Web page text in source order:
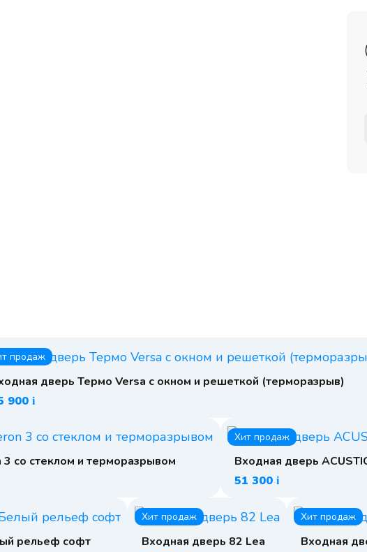
продаж
дверь Термо Versa с окном и решеткой (терморазрыв)
900 i
со стеклом и терморазрывом
Хит продаж
Входная дверь
51 300 i
рельеф софт
Хит продаж
Входная дверь 82 Lea
Хит продаж
Входная